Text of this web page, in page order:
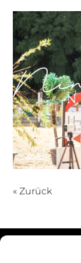
« Zurück